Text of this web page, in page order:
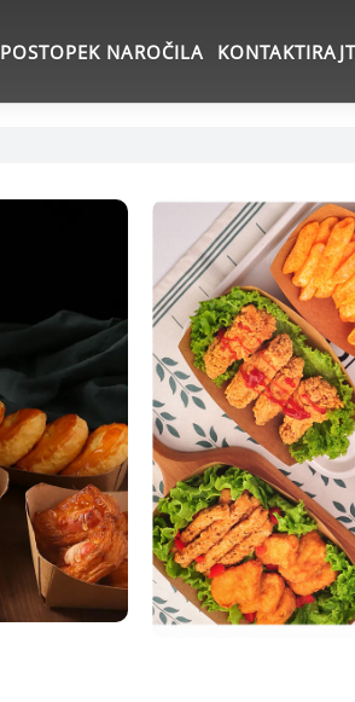
POSTOPEK NAROČILA